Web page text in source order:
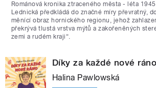
Románová kronika ztraceného města - léta
Lednická předkládá do značné míry převratný,
měnící obraz hornického regionu, jehož
překrývá tlustá vrstva mýtů a zakořeněných
zemi a rudém kraji“.
Díky za každé nové ráno
Halina Pawlowská